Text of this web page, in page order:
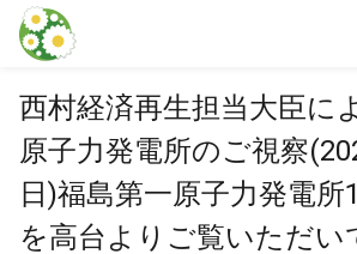
本文に飛ぶ
西村経済再生担当大臣に
原子力発電所のご視察
日)福島第一原子力発電
を高台よりご覧いただい